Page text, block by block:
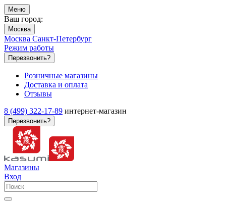
Меню
Ваш город:
Москва
Москва Санкт-Петербург
Режим работы
Перезвонить?
Розничные магазины
Доставка и оплата
Отзывы
8 (499) 322-17-89 интернет-магазин
Перезвонить?
Магазины
Вход